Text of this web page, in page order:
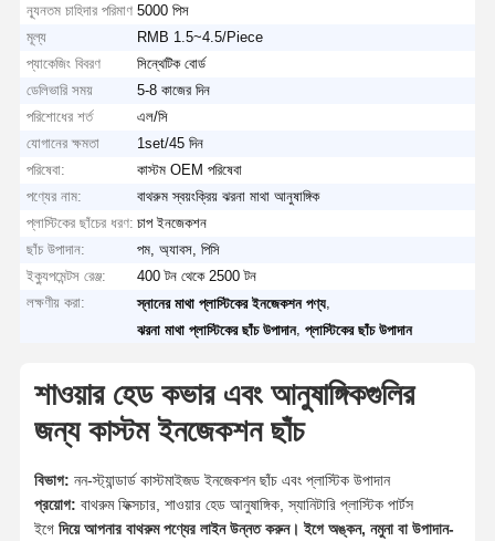
ন্যূনতম চাহিদার পরিমাণ 5000 পিস
মূল্য
RMB 1.5~4.5/Piece
প্যাকেজিং বিবরণ
সিন্থেটিক বোর্ড
ডেলিভারি সময়
5-8 কাজের দিন
পরিশোধের শর্ত
এল/সি
যোগানের ক্ষমতা
1set/45 দিন
পরিষেবা:
কাস্টম OEM পরিষেবা
পণ্যের নাম:
বাথরুম স্বয়ংক্রিয় ঝরনা মাথা আনুষাঙ্গিক
প্লাস্টিকের ছাঁচের ধরণ: চাপ ইনজেকশন
ছাঁচ উপাদান:
পম, অ্যাবস, পিসি
ইক্যুপমেন্টস রেঞ্জ:
400 টন থেকে 2500 টন
লক্ষণীয় করা:
স্নানের মাথা প্লাস্টিকের ইনজেকশন পণ্য,
ঝরনা মাথা প্লাস্টিকের ছাঁচ উপাদান,প্লাস্টিকের ছাঁচ উপাদান
শাওয়ার হেড কভার এবং আনুষাঙ্গিকগুলির
জন্য কাস্টম ইনজেকশন ছাঁচ
বিভাগ: নন-স্ট্যান্ডার্ড কাস্টমাইজড ইনজেকশন ছাঁচ এবং প্লাস্টিক উপাদান
প্রয়োগ: বাথরুম ফিক্সচার, শাওয়ার হেড আনুষাঙ্গিক, স্যানিটারি প্লাস্টিক পার্টস
ইগে দিয়ে আপনার বাথরুম পণ্যের লাইন উন্নত করুন। ইগে অঙ্কন, নমুনা বা উপাদান-